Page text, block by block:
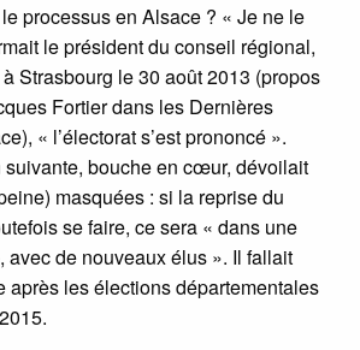
processus en Alsace ? « Je ne le
le président du conseil régional,
Strasbourg le 30 août 2013 (propos
Fortier dans les Dernières
« l’électorat s’est prononcé ».
suivante, bouche en cœur, dévoilait
masquées : si la reprise du
se faire, ce sera « dans une
avec de nouveaux élus ». Il fallait
après les élections départementales